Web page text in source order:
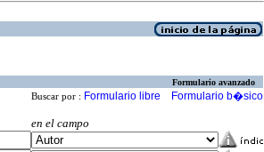
Formulario avanzado
Buscar por : Formulario libre Formulario b�sico
en el campo